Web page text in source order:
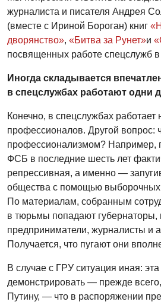
журналиста и писателя Андрея
(вместе с Ириной Бороган) книг
дворянство», «Битва за Рунет»и
посвященных работе спецслужб в
Иногда складывается
в спецслужбах работают одни
Конечно, в спецслужбах работает
профессионалов. Другой вопрос:
профессионализмом? Например,
ФСБ в последние шесть лет
репрессивная, а именно —
общества с помощью выборочных
По материалам, собранным
в тюрьмы попадают
предприниматели, журналисты и
Получается, что пугают они
В случае с ГРУ ситуация иная:
демонстрировать — прежде
Путину, — что в распоряжении